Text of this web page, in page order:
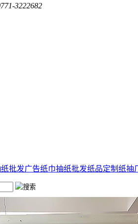
3222682
批发广告纸巾抽纸批发纸品定制 纸抽